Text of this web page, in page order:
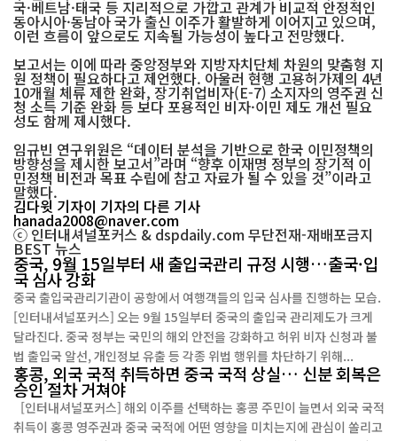
국·베트남·태국 등 지리적으로 가깝고 관계가 비교적 안정적인
동아시아·동남아 국가 출신 이주가 활발하게 이어지고 있으며,
이런 흐름이 앞으로도 지속될 가능성이 높다고 전망했다.
보고서는 이에 따라 중앙정부와 지방자치단체 차원의 맞춤형 지
원 정책이 필요하다고 제언했다. 아울러 현행 고용허가제의 4년
10개월 체류 제한 완화, 장기취업비자(E-7) 소지자의 영주권 신
청 소득 기준 완화 등 보다 포용적인 비자·이민 제도 개선 필요
성도 함께 제시했다.
임규빈 연구위원은 “데이터 분석을 기반으로 한국 이민정책의
방향성을 제시한 보고서”라며 “향후 이재명 정부의 장기적 이
민정책 비전과 목표 수립에 참고 자료가 될 수 있을 것”이라고
말했다.
김다윗 기자이 기자의 다른 기사
hanada2008@naver.com
ⓒ 인터내셔널포커스 & dspdaily.com 무단전재-재배포금지
BEST뉴스
중국, 9월 15일부터 새 출입국관리 규정 시행…출국·입
국 심사 강화
중국 출입국관리기관이 공항에서 여행객들의 입국 심사를 진행하는 모습.
[인터내셔널포커스] 오는 9월 15일부터 중국의 출입국 관리제도가 크게
달라진다. 중국 정부는 국민의 해외 안전을 강화하고 허위 비자 신청과 불
법 출입국 알선, 개인정보 유출 등 각종 위법 행위를 차단하기 위해...
홍콩, 외국 국적 취득하면 중국 국적 상실… 신분 회복은
승인 절차 거쳐야
[인터내셔널포커스] 해외 이주를 선택하는 홍콩 주민이 늘면서 외국 국적
취득이 홍콩 영주권과 중국 국적에 어떤 영향을 미치는지에 관심이 쏠리고